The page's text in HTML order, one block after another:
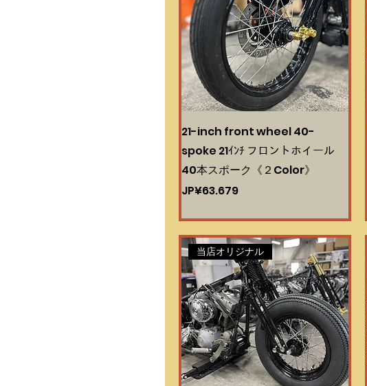
21-inch front wheel 40-
spoke 21ｲﾝﾁ フロントホイール
40本スポーク《２Color》
Harga
JP¥63.679
当店オリジナル